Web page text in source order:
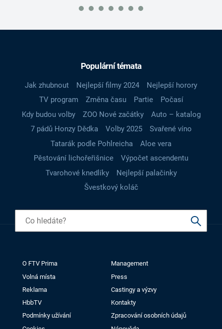
Populární témata
Jak zhubnout Nejlepší filmy 2024
Nejlepší horory
TV program
Změna času Partie
Počasí
Kdy budou volby
ZOO Nové začátky
Auto – katalog
7 pádů Honzy Dědka
Volby 2025
Svařené víno
Tatarák podle Pohlreicha
Aloe vera
Pěstování lichořeřišnice
Výpočet ascendentu
Tvarohové knedlíky
Nejlepší palačinky
Švestkový koláč
O FTV Prima
Management
Volná místa
Press
Reklama
Castingy a výzvy
HbbTV
Kontakty
Podmínky užívání
Zpracování osobních údajů